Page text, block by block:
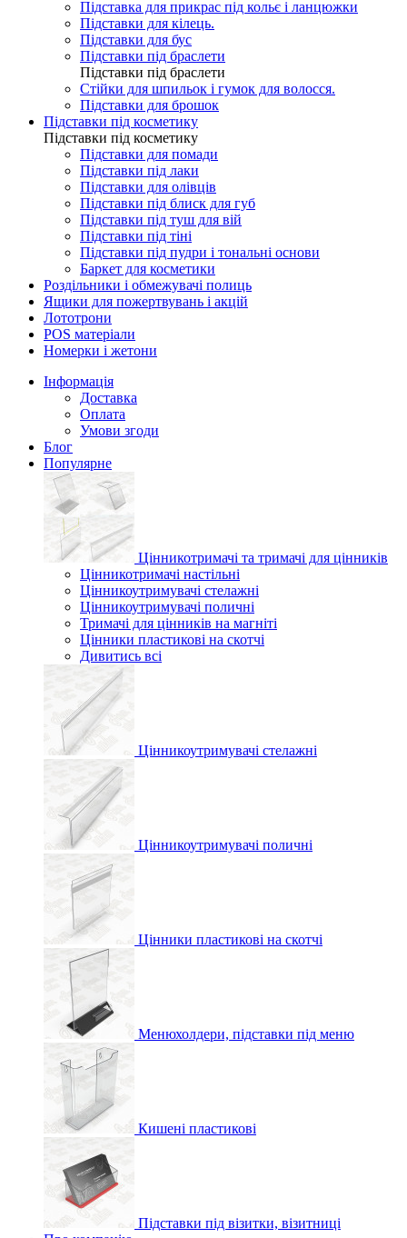
Підставка для прикрас під кольє і ланцюжки
Підставки для кілець.
Підставки для бус
Підставки під браслети
Підставки під браслети
Стійки для шпильок і гумок для волосся.
Підставки для брошок
Підставки під косметику
Підставки під косметику
Підставки для помади
Підставки під лаки
Підставки для олівців
Підставки під блиск для губ
Підставки під туш для вій
Підставки під тіні
Підставки під пудри і тональні основи
Баркет для косметики
Роздільники і обмежувачі полиць
Ящики для пожертвувань і акцій
Лототрони
POS матеріали
Номерки і жетони
Інформація
Доставка
Оплата
Умови згоди
Блог
Популярне
Цінникотримачі та тримачі для цінників
Цінникотримачі настільні
Цінникоутримувачі стелажні
Цінникоутримувачі поличні
Тримачі для цінників на магніті
Цінники пластикові на скотчі
Дивитись всі
Цінникоутримувачі стелажні
Цінникоутримувачі поличні
Цінники пластикові на скотчі
Менюхолдери, підставки під меню
Кишені пластикові
Підставки під візитки, візитниці